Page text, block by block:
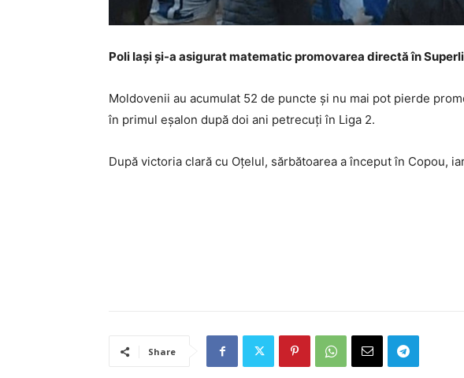
Poli Iași și-a asigurat matematic promovarea directă în
Moldovenii au acumulat 52 de puncte și nu mai pot pierde
în primul eșalon după doi ani petrecuți în Liga 2.
După victoria clară cu Oțelul, sărbătoarea a început în Copou,
Share